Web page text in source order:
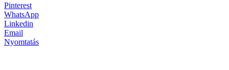
Pinterest
WhatsApp
Linkedin
Email
Nyomtatás